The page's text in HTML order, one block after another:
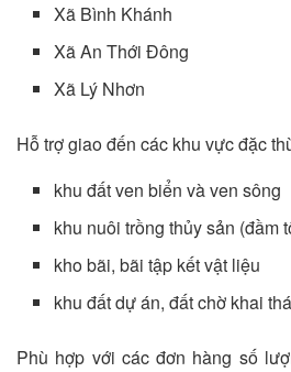
Xã Bình Khánh
Xã An Thới Đông
Xã Lý Nhơn
Hỗ trợ giao đến các khu vực đặc
khu đất ven biển và ven sông
khu nuôi trồng thủy sản (đầm
kho bãi, bãi tập kết vật liệu
khu đất dự án, đất chờ khai
Phù hợp với các đơn hàng số